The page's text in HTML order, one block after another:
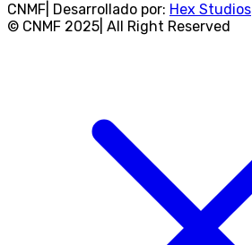
CNMF| Desarrollado por: Hex Studios
© CNMF 2025| All Right Reserved